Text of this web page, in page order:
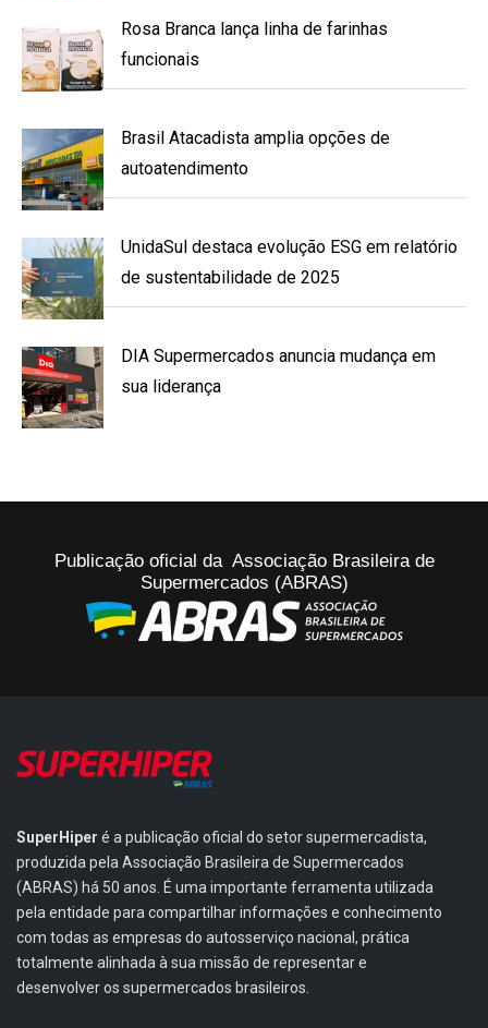
Rosa Branca lança linha de farinhas
funcionais
Brasil Atacadista amplia opções de
autoatendimento
UnidaSul destaca evolução ESG em relatório
de sustentabilidade de 2025
DIA Supermercados anuncia mudança em
sua liderança
Publicação oficial da Associação Brasileira de
Supermercados (ABRAS)
SuperHiper é a publicação oficial do setor supermercadista,
produzida pela Associação Brasileira de Supermercados
(ABRAS) há 50 anos. É uma importante ferramenta utilizada
pela entidade para compartilhar informações e conhecimento
com todas as empresas do autosserviço nacional, prática
totalmente alinhada à sua missão de representar e
desenvolver os supermercados brasileiros.